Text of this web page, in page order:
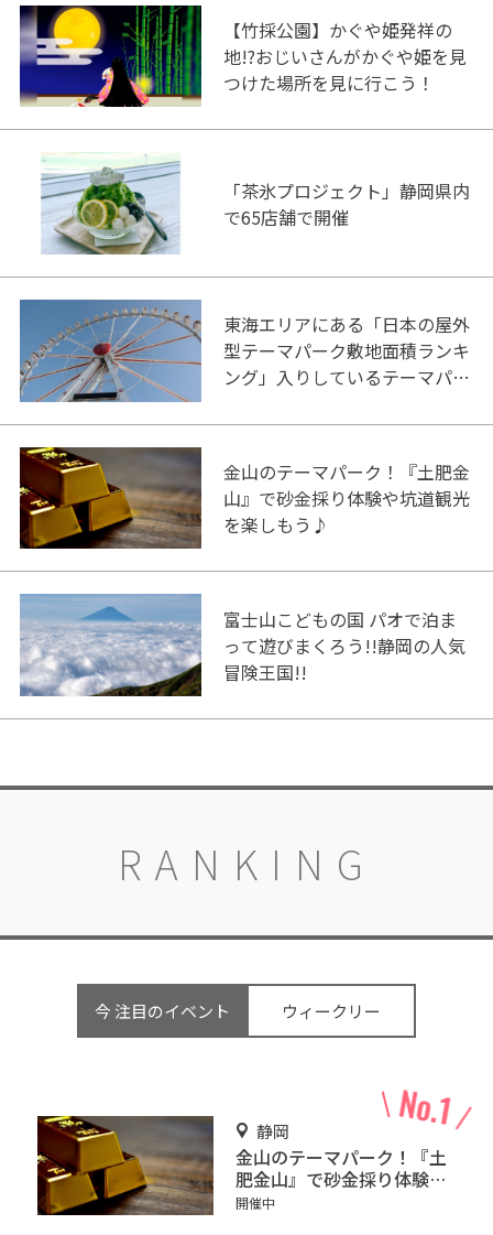
【竹採公園】かぐや姫発祥の
地!?おじいさんがかぐや姫を見
つけた場所を見に行こう！
「茶氷プロジェクト」静岡県内
で65店舗で開催
東海エリアにある「日本の屋外
型テーマパーク敷地面積ランキ
ング」入りしているテーマパー
金山のテーマパーク！『土肥金
山』で砂金採り体験や坑道観光
を楽しもう♪
富士山こどもの国 パオで泊ま
って遊びまくろう!!静岡の人気
冒険王国!!
RANKING
今 注目のイベント ウィークリー
静岡
金山のテーマパーク！『土
肥金山』で砂金採り体験や
坑道観光を楽しもう♪
開催中